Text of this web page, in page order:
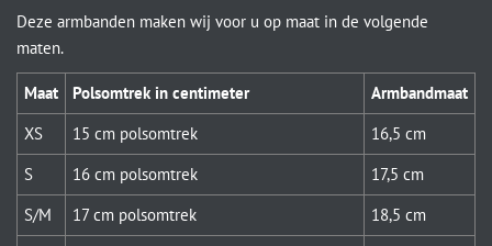
Deze armbanden maken wij voor u op maat in de volgende
maten.
Maat Polsomtrek in centimeter
Armbandmaat
XS
15 cm polsomtrek
16,5 cm
S
16 cm polsomtrek
17,5 cm
S/M
17 cm polsomtrek
18,5 cm